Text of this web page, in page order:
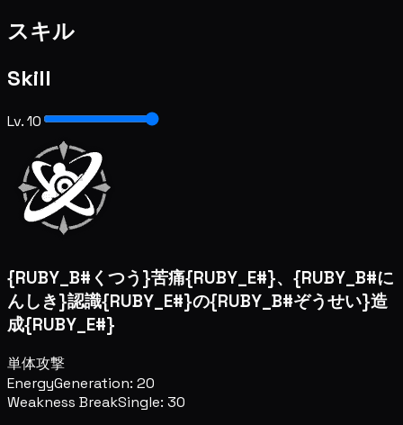
スキル
Skill
Lv. 10
{RUBY_B#くつう}苦痛{RUBY_E#}、{RUBY_B#に
んしき}認識{RUBY_E#}の{RUBY_B#ぞうせい}造
成{RUBY_E#}
単体攻撃
EnergyGeneration: 20
Weakness BreakSingle: 30